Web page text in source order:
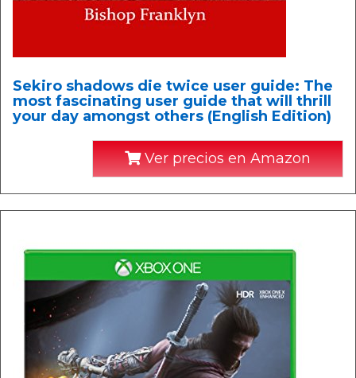
Sekiro shadows die twice user guide: The
most fascinating user guide that will thrill
your day amongst others (English Edition)
Ver precios en Amazon